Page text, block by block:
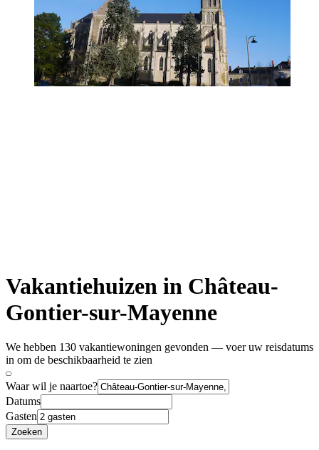
Vakantiehuizen in Château-
Gontier-sur-Mayenne
We hebben 130 vakantiewoningen gevonden — voer uw reisdatums
in om de beschikbaarheid te zien
Waar wil je naartoe?
Datums
Gasten
Zoeken